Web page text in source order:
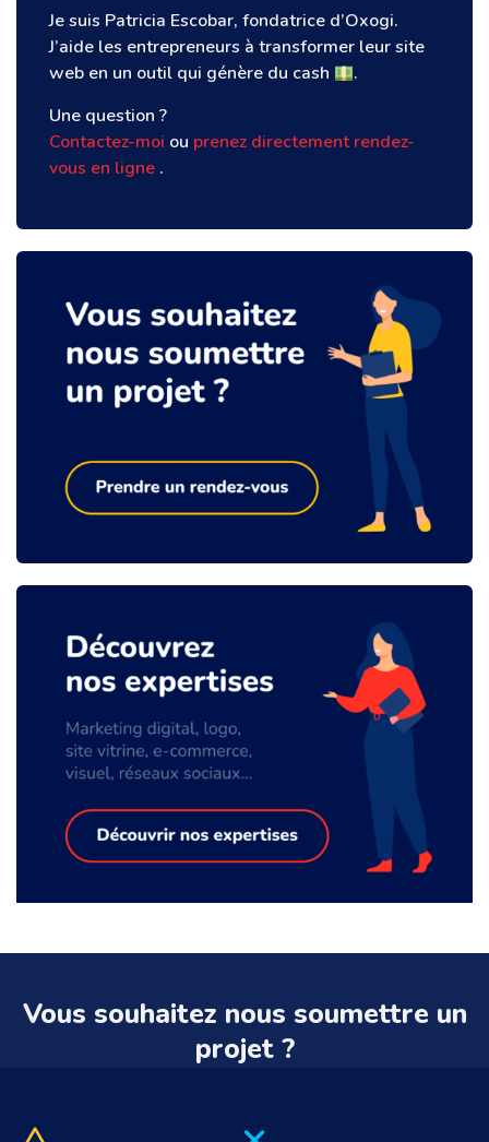
Je suis Patricia Escobar, fondatrice d’Oxogi.
J’aide les entrepreneurs à transformer leur site
web en un outil qui génère du cash
.
Une question ?
Contactez-moi ou prenez directement rendez-
vous en ligne .
Vous souhaitez nous soumettre un
projet ?